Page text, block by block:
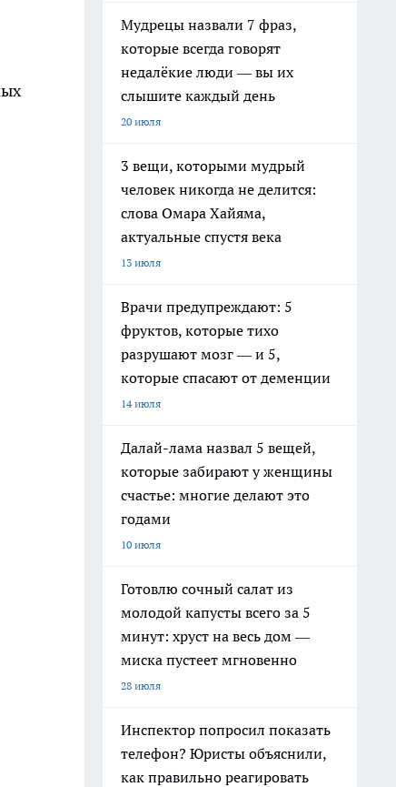
Мудрецы назвали 7 фраз,
которые всегда говорят
недалёкие люди — вы их
слышите каждый день
20 июля
3 вещи, которыми мудрый
человек никогда не делится:
слова Омара Хайяма,
актуальные спустя века
13 июля
Врачи предупреждают: 5
фруктов, которые тихо
разрушают мозг — и 5,
которые спасают от деменции
14 июля
Далай-лама назвал 5 вещей,
которые забирают у женщины
счастье: многие делают это
годами
10 июля
Готовлю сочный салат из
молодой капусты всего за 5
минут: хруст на весь дом —
миска пустеет мгновенно
28 июля
Инспектор попросил показать
телефон? Юристы объяснили,
как правильно реагировать